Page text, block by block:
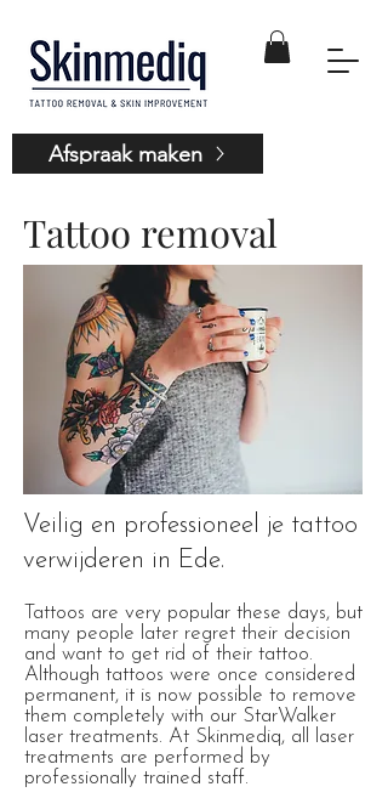
Afspraak maken
Tattoo removal
Veilig en professioneel je tattoo
verwijderen in Ede.
Tattoos are very popular these days, but
many people later regret their decision
and want to get rid of their tattoo.
Although tattoos were once considered
permanent, it is now possible to remove
them completely with our StarWalker
laser treatments. At Skinmediq, all laser
treatments are performed by
professionally trained staff.